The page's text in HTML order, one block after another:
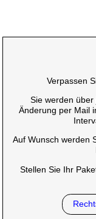
Verpassen
Sie werden
Änderung per Mail
Auf Wunsch werden
Stellen Sie Ihr